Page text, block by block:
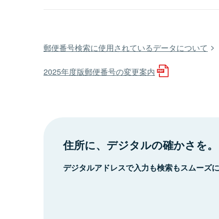
郵便番号検索に使用されているデータについて
2025年度版郵便番号の変更案内
住所に、デジタルの確かさを。
デジタルアドレスで入力も検索もスムーズ